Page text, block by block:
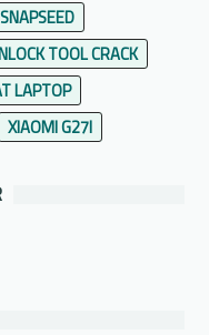
SNAPSEED
TOOL CRACK
LAPTOP
XIAOMI G27I